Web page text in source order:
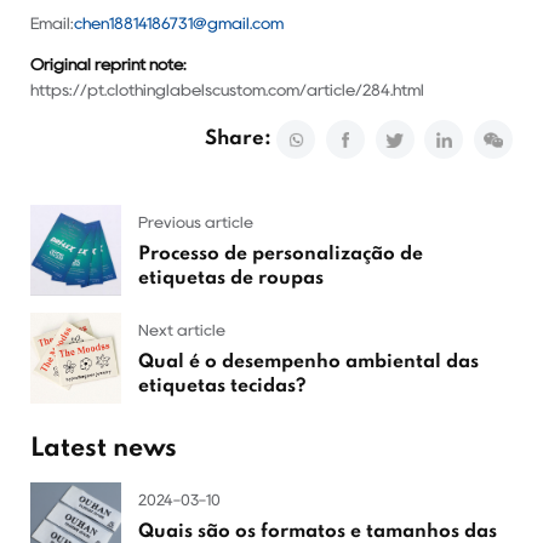
Email:chen18814186731@gmail.com
Original reprint note:
https://pt.clothinglabelscustom.com/article/284.html
Share:
Previous article
Processo de personalização de
etiquetas de roupas
Next article
Qual é o desempenho ambiental das
etiquetas tecidas?
Latest news
2024-03-10
Quais são os formatos e tamanhos das